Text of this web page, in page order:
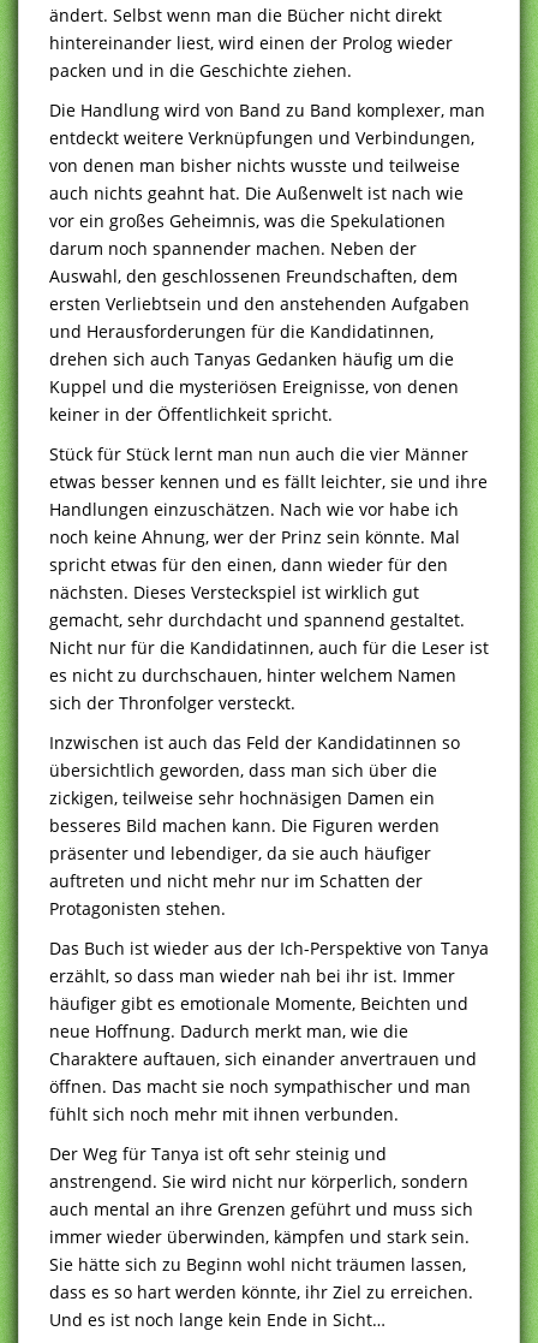
ändert. Selbst wenn man die Bücher nicht direkt
hintereinander liest, wird einen der Prolog wieder
packen und in die Geschichte ziehen.
Die Handlung wird von Band zu Band komplexer, man
entdeckt weitere Verknüpfungen und Verbindungen,
von denen man bisher nichts wusste und teilweise
auch nichts geahnt hat. Die Außenwelt ist nach wie
vor ein großes Geheimnis, was die Spekulationen
darum noch spannender machen. Neben der
Auswahl, den geschlossenen Freundschaften, dem
ersten Verliebtsein und den anstehenden Aufgaben
und Herausforderungen für die Kandidatinnen,
drehen sich auch Tanyas Gedanken häufig um die
Kuppel und die mysteriösen Ereignisse, von denen
keiner in der Öffentlichkeit spricht.
Stück für Stück lernt man nun auch die vier Männer
etwas besser kennen und es fällt leichter, sie und ihre
Handlungen einzuschätzen. Nach wie vor habe ich
noch keine Ahnung, wer der Prinz sein könnte. Mal
spricht etwas für den einen, dann wieder für den
nächsten. Dieses Versteckspiel ist wirklich gut
gemacht, sehr durchdacht und spannend gestaltet.
Nicht nur für die Kandidatinnen, auch für die Leser ist
es nicht zu durchschauen, hinter welchem Namen
sich der Thronfolger versteckt.
Inzwischen ist auch das Feld der Kandidatinnen so
übersichtlich geworden, dass man sich über die
zickigen, teilweise sehr hochnäsigen Damen ein
besseres Bild machen kann. Die Figuren werden
präsenter und lebendiger, da sie auch häufiger
auftreten und nicht mehr nur im Schatten der
Protagonisten stehen.
Das Buch ist wieder aus der Ich-Perspektive von Tanya
erzählt, so dass man wieder nah bei ihr ist. Immer
häufiger gibt es emotionale Momente, Beichten und
neue Hoffnung. Dadurch merkt man, wie die
Charaktere auftauen, sich einander anvertrauen und
öffnen. Das macht sie noch sympathischer und man
fühlt sich noch mehr mit ihnen verbunden.
Der Weg für Tanya ist oft sehr steinig und
anstrengend. Sie wird nicht nur körperlich, sondern
auch mental an ihre Grenzen geführt und muss sich
immer wieder überwinden, kämpfen und stark sein.
Sie hätte sich zu Beginn wohl nicht träumen lassen,
dass es so hart werden könnte, ihr Ziel zu erreichen.
Und es ist noch lange kein Ende in Sicht…